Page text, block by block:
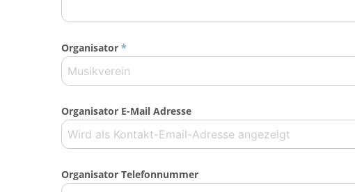
Organisator *
Organisator E-Mail Adresse
Organisator Telefonnummer